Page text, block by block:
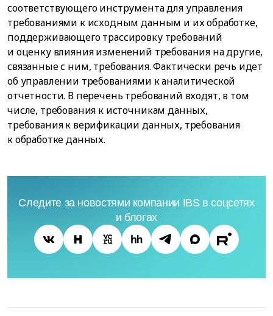
соответствующего инструмента для управления
требованиями к исходным данным и их обработке,
поддерживающего трассировку требований
и оценку влияния изменений требования на другие,
связанные с ним, требования. Фактически речь идет
об управлении требованиями к аналитической
отчетности. В перечень требований входят, в том
числе, требования к источникам данных,
требования к верификации данных, требования
к обработке данных.
Следите за новостями компании IBS в соцсетях
и блогах